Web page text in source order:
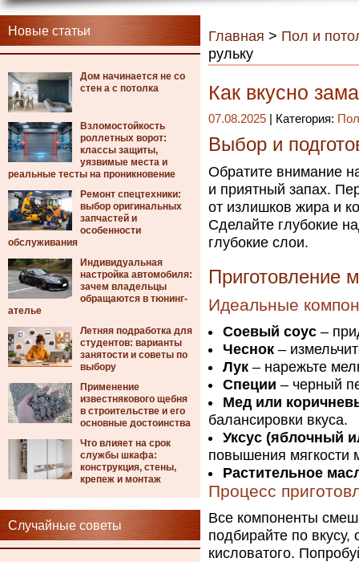
Новые статьи
Дом начинается не со
стен а с потолка
Взломостойкость
роллетных ворот:
классы защиты,
уязвимые места и
реальные тесты на проникновение
Ремонт спецтехники:
выбор оригинальных
запчастей и
особенности
обслуживания
Индивидуальная
настройка автомобиля:
зачем владельцы
обращаются в тюнинг-
ателье
Летняя подработка для
студентов: варианты
занятости и советы по
выбору
Применение
известнякового щебня
в строительстве и его
основные достоинства
Что влияет на срок
службы шкафа:
конструкция, стены,
крепеж и монтаж
Случайные советы
Главная > Пол и
рульку
Как вкусно
07.08.2025 | Категория:
Выбор и
Обратите внимание
и приятный запах.
от излишков жира и
Сделайте глубокие
глубокие слои.
Приготовление
Идеальные
Соевый соус –
Чеснок –
Лук – нарежьте
Специи – черный
Мед или
балансировки вкуса.
Уксус (яблочный
повышения мягкости
Растительное
Процесс
Все компоненты
подбирайте по вкусу,
кисловатого.